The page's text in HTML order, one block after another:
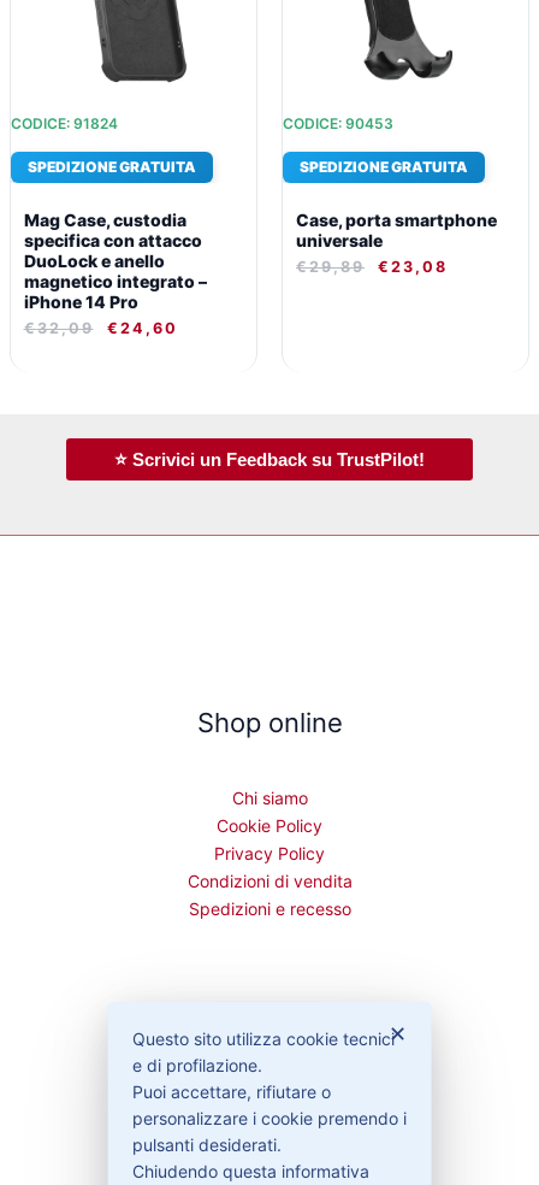
CODICE: 91824
SPEDIZIONE GRATUITA
Mag Case, custodia
specifica con attacco
DuoLock e anello
magnetico integrato –
iPhone 14 Pro
€32,09 € 24,60
CODICE: 90453
SPEDIZIONE GRATUITA
Case, porta smartphone
universale
€29,89 € 23,08
⭐ Scrivici un Feedback su TrustPilot!
Shop online
Chi siamo
Cookie Policy
Privacy Policy
Condizioni di vendita
Spedizioni e recesso
Bisogno di aiuto?
Contattaci
Garanzie
✕
Questo sito utilizza cookie tecnici
e di profilazione.
Puoi accettare, rifiutare o
personalizzare i cookie premendo i
pulsanti desiderati.
Chiudendo questa informativa